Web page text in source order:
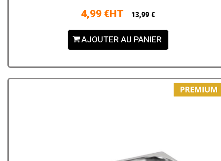
4,99 €HT 13,99 €
AJOUTER AU PANIER